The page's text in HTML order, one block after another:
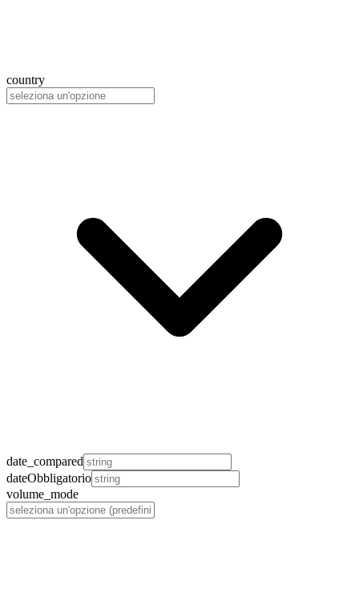
country
date_compared
dateObbligatorio
volume_mode